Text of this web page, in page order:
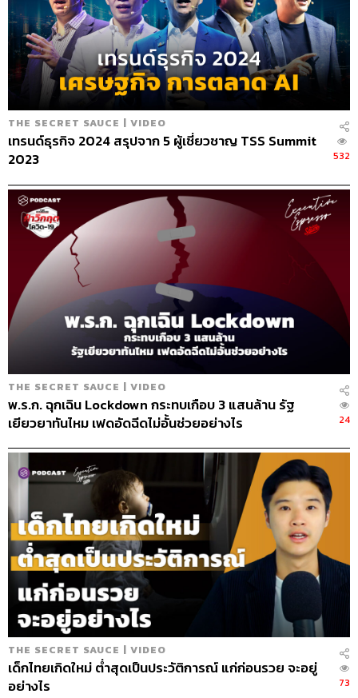
THE SECRET SAUCE | VIDEO
เทรนด์ธุรกิจ 2024 สรุปจาก 5 ผู้เชี่ยวชาญ TSS Summit
2023
532
THE SECRET SAUCE | VIDEO
พ.ร.ก. ฉุกเฉิน Lockdown กระทบเกือบ 3 แสนล้าน รัฐ
เยียวยาทันไหม เฟดอัดฉีดไม่อั้นช่วยอย่างไร
24
THE SECRET SAUCE | VIDEO
เด็กไทยเกิดใหม่ ต่ำสุดเป็นประวัติการณ์ แก่ก่อนรวย จะอยู่
อย่างไร
73